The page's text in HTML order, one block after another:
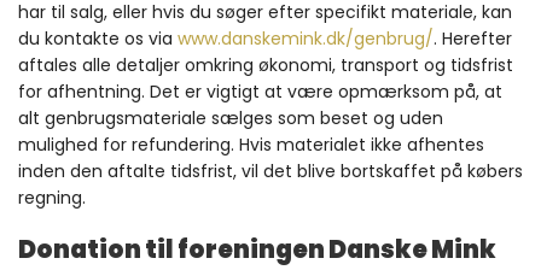
har til salg, eller hvis du søger efter specifikt materiale, kan
du kontakte os via www.danskemink.dk/genbrug/. Herefter
aftales alle detaljer omkring økonomi, transport og tidsfrist
for afhentning. Det er vigtigt at være opmærksom på, at
alt genbrugsmateriale sælges som beset og uden
mulighed for refundering. Hvis materialet ikke afhentes
inden den aftalte tidsfrist, vil det blive bortskaffet på købers
regning.
Donation til foreningen Danske Mink